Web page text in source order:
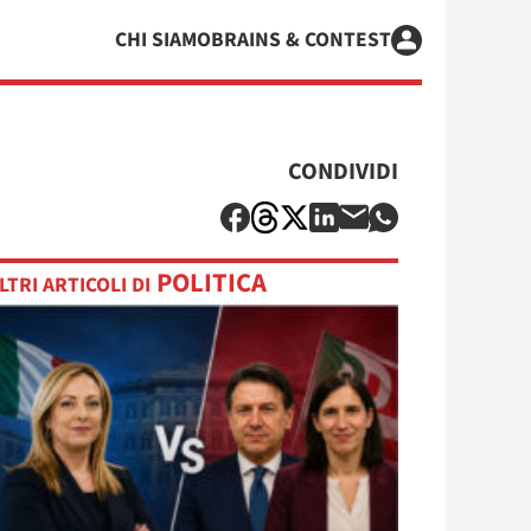
CHI SIAMOBRAINS & CONTEST
CONDIVIDI
ARTICOLI DI POLITICA